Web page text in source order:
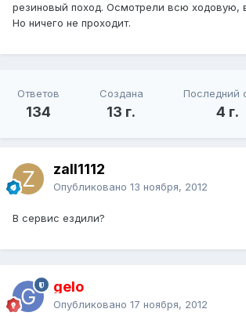
резиновый поход. Осмотрели всю ходовую,
Но ничего не проходит.
Ответов
134
Создана
13 г.
Последний
4 г.
zall1112
Опубликовано 13 ноября, 2012
В сервис ездили?
gelo
Опубликовано 17 ноября, 2012